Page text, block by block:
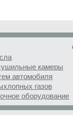
камеры
автомобиля
газов
оборудование